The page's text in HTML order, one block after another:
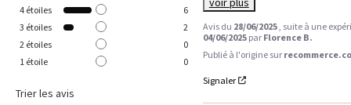
4 étoiles
6
3 étoiles
2
2 étoiles
0
1 étoile 0
Trier les avis
Avis du 28/06/2025 , suite à une
04/06/2025 par Florence B.
Publié à l'origine sur
Signaler